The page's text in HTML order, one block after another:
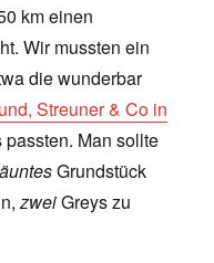
km einen
Wir mussten ein
die wunderbar
Streuner & Co in
Man sollte
Grundstück
zweiGreys zu